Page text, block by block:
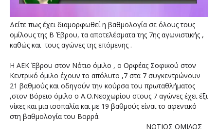
Δείτε πως έχει διαμορφωθεί η βαθμολογία σε όλους τους
ομίλους της Β Έβρου, τα αποτελέσματα της 7ης αγωνιστικής ,
καθώς και τους αγώνες της επόμενης .
Η ΑΕΚ Έβρου στον Νότιο όμιλο , ο Ορφέας Σοφικού στον
Κεντρικό όμιλο έχουν το απόλυτο ,7 στα 7 συγκεντρώνουν
21 βαθμούς και οδηγούν την κούρσα του πρωταθλήματος
,στον Βόρειο όμιλο ο Α.Ο.Νεοχωρίου στους 7 αγώνες έχει έξι
νίκες και μια ισοπαλία και με 19 βαθμούς είναι το αφεντικό
στη βαθμολογία του Βορρά.
ΝΟΤΙΟΣ ΟΜΙΛΟΣ